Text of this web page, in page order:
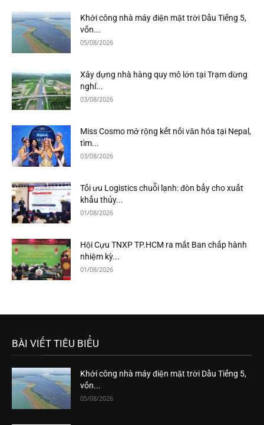
Khởi công nhà máy điện mặt trời Dầu Tiếng 5,
vốn...
05/08/2026
Xây dựng nhà hàng quy mô lớn tại Trạm dừng
nghỉ...
03/08/2026
Miss Cosmo mở rộng kết nối văn hóa tại Nepal,
tìm...
03/08/2026
Tối ưu Logistics chuỗi lạnh: đòn bẩy cho xuất
khẩu thủy...
01/08/2026
Hội Cựu TNXP TP.HCM ra mắt Ban chấp hành
nhiệm kỳ...
01/08/2026
BÀI VIẾT TIÊU BIỂU
Khởi công nhà máy điện mặt trời Dầu Tiếng 5,
vốn...
05/08/2026